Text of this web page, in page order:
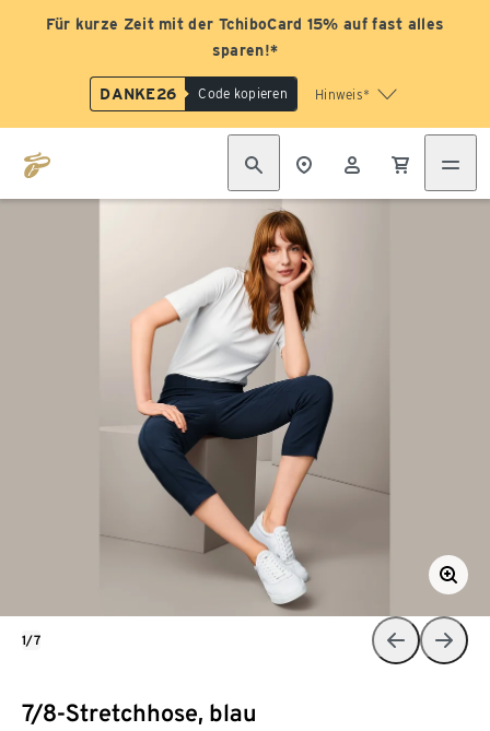
Für kurze Zeit mit der TchiboCard 15% auf fast alles
sparen!*
DANKE26 Code kopieren Hinweis*
7/8-Stretchhose, blau
1/7